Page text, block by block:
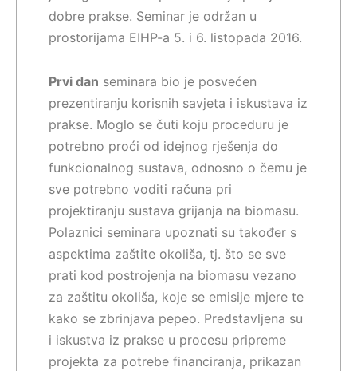
dobre prakse. Seminar je održan u
prostorijama EIHP-a 5. i 6. listopada 2016.
Prvi dan seminara bio je posvećen
prezentiranju korisnih savjeta i iskustava iz
prakse. Moglo se čuti koju proceduru je
potrebno proći od idejnog rješenja do
funkcionalnog sustava, odnosno o čemu je
sve potrebno voditi računa pri
projektiranju sustava grijanja na biomasu.
Polaznici seminara upoznati su također s
aspektima zaštite okoliša, tj. što se sve
prati kod postrojenja na biomasu vezano
za zaštitu okoliša, koje se emisije mjere te
kako se zbrinjava pepeo. Predstavljena su
i iskustva iz prakse u procesu pripreme
projekta za potrebe financiranja, prikazan